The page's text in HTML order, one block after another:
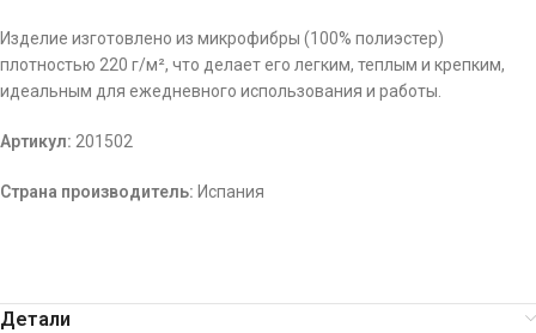
Изделие изготовлено из микрофибры (100% полиэстер)
плотностью 220 г/м², что делает его легким, теплым и крепким,
идеальным для ежедневного использования и работы.
Артикул: 201502
Страна производитель: Испания
Детали